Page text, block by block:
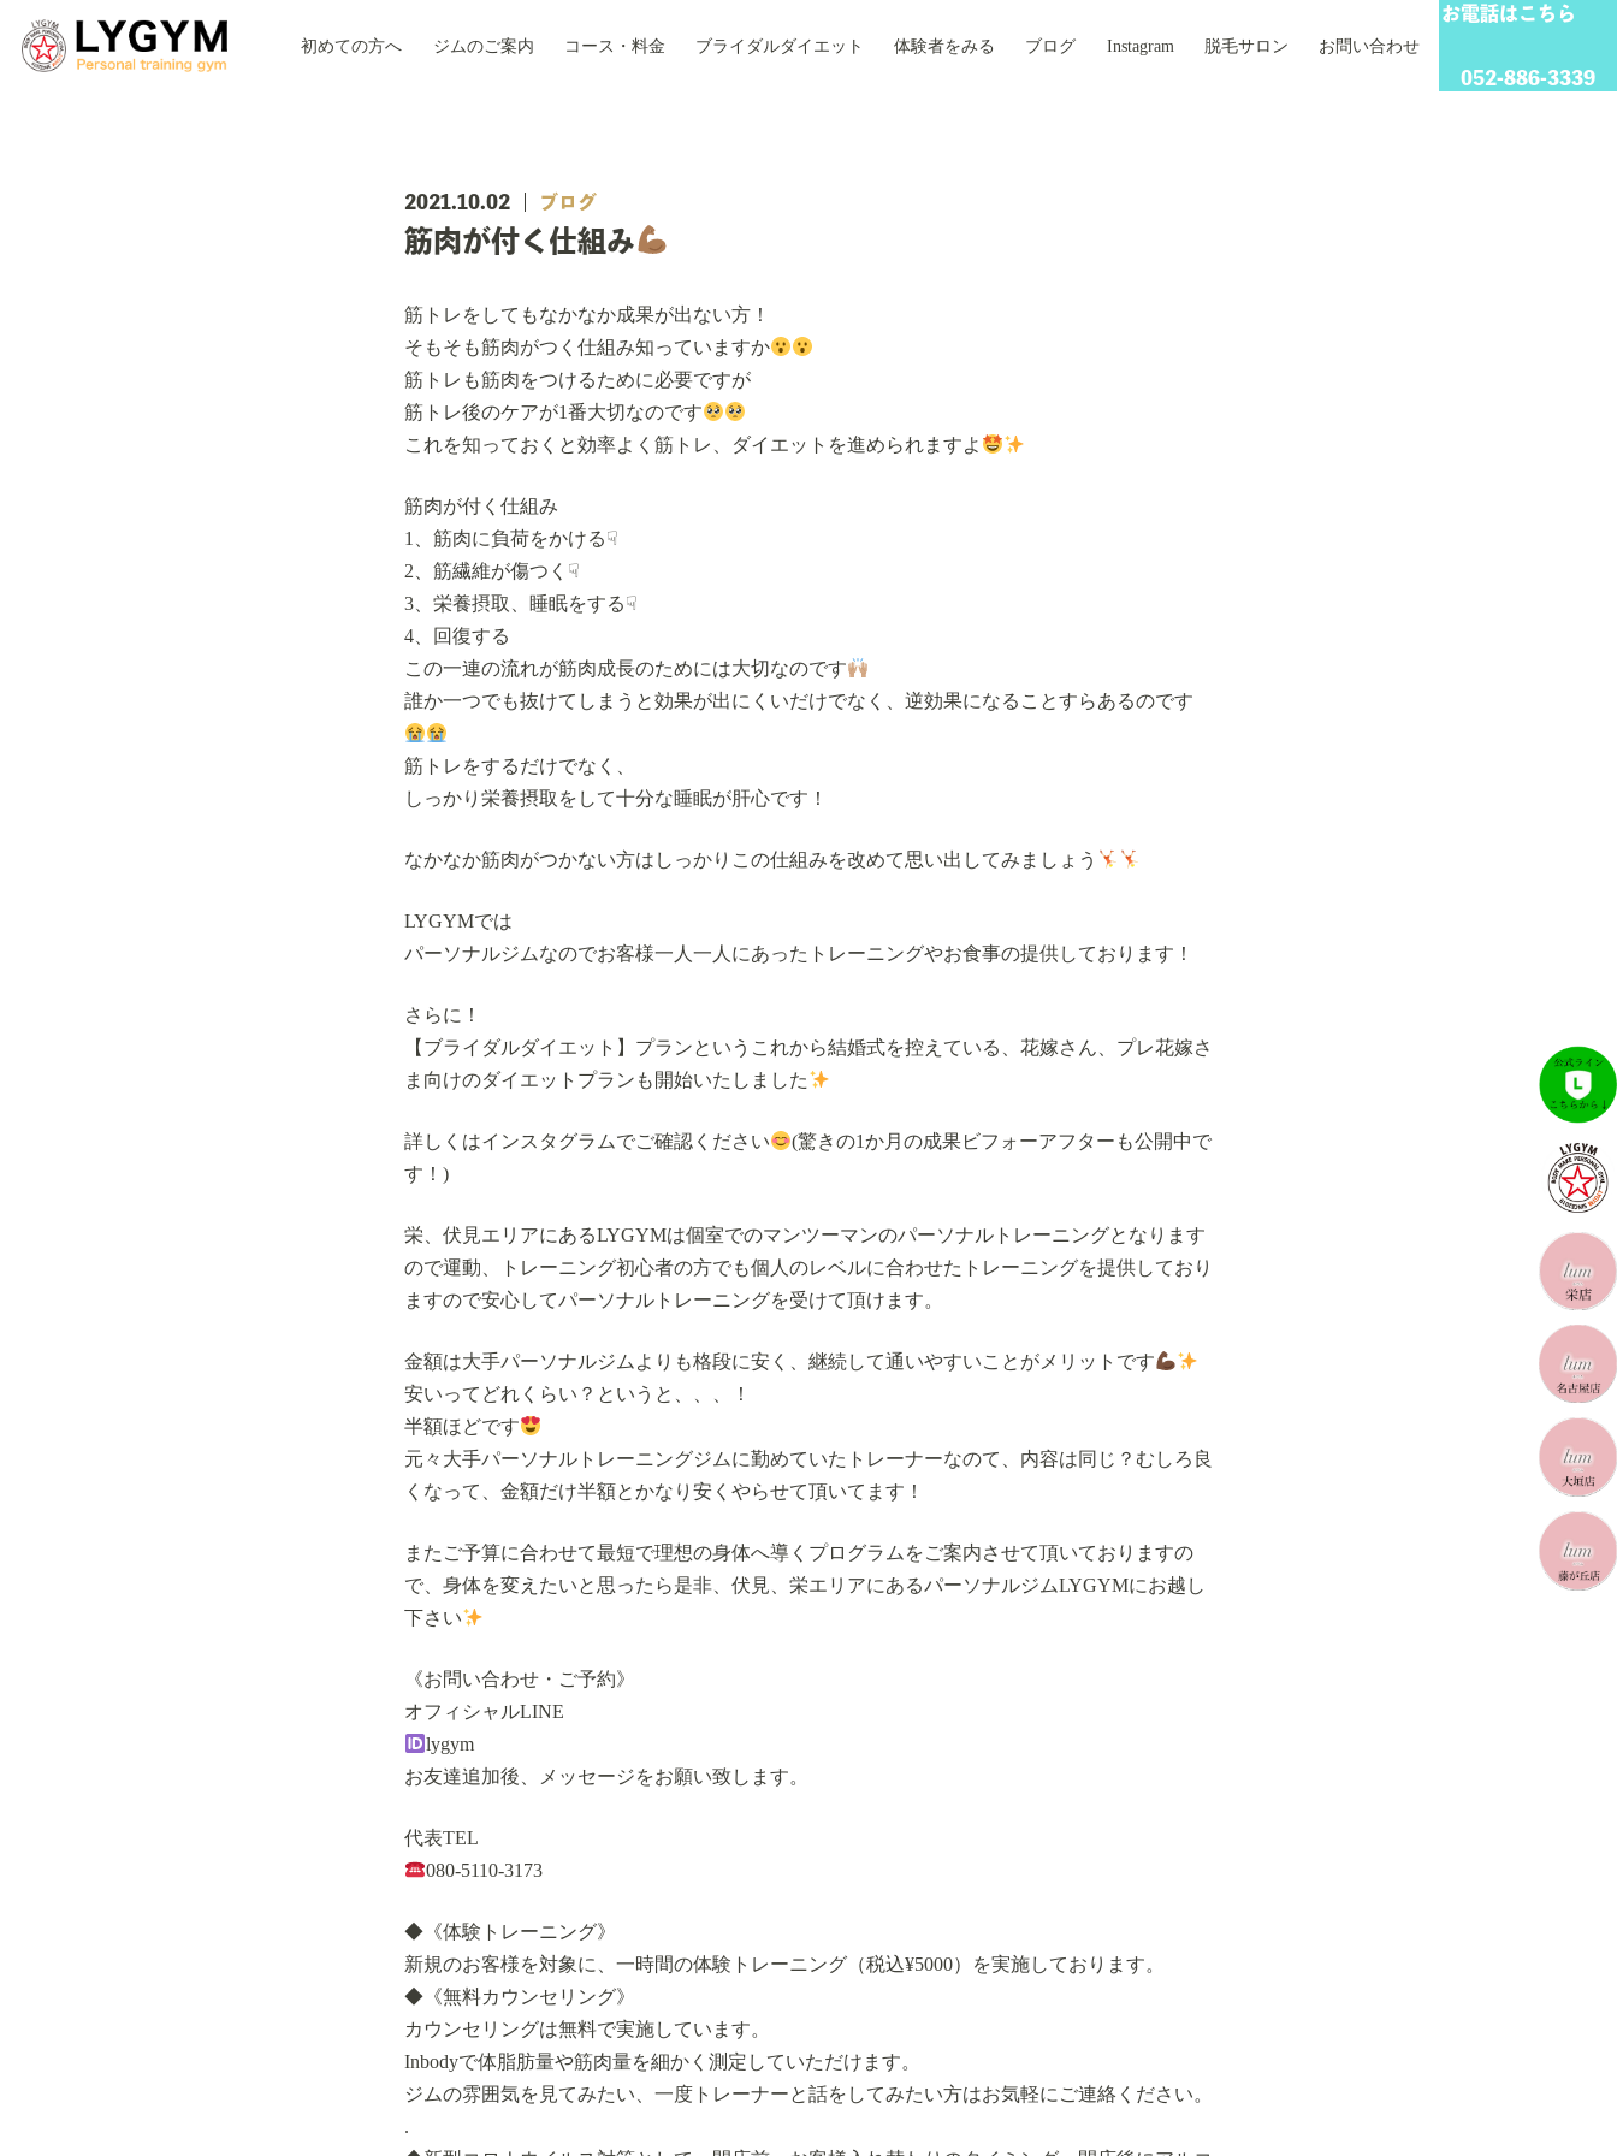
初めての方へ ジムのご案内 コース・料金 ブライダルダイエット 体験者をみる ブログ Instagram 脱毛サロン お問い合わせ
お電話はこちら
052-886-3339
2021.10.02 ブログ
筋肉が付く仕組み
筋トレをしてもなかなか成果が出ない方！
そもそも筋肉がつく仕組み知っていますか
筋トレも筋肉をつけるために必要ですが
筋トレ後のケアが1番大切なのです
これを知っておくと効率よく筋トレ、ダイエットを進められますよ
筋肉が付く仕組み
1、筋肉に負荷をかける☟
2、筋繊維が傷つく☟
3、栄養摂取、睡眠をする☟
4、回復する
この一連の流れが筋肉成長のためには大切なのです
誰か一つでも抜けてしまうと効果が出にくいだけでなく、逆効果になることすらあるのです
筋トレをするだけでなく、
しっかり栄養摂取をして十分な睡眠が肝心です！
なかなか筋肉がつかない方はしっかりこの仕組みを改めて思い出してみましょう
LYGYMでは
パーソナルジムなのでお客様一人一人にあったトレーニングやお食事の提供しております！
さらに！
【ブライダルダイエット】プランというこれから結婚式を控えている、花嫁さん、プレ花嫁さ
ま向けのダイエットプランも開始いたしました
詳しくはインスタグラムでご確認ください
(驚きの1か月の成果ビフォーアフターも公開中で
す！)
栄、伏見エリアにあるLYGYMは個室でのマンツーマンのパーソナルトレーニングとなります
ので運動、トレーニング初心者の方でも個人のレベルに合わせたトレーニングを提供しており
ますので安心してパーソナルトレーニングを受けて頂けます。
金額は大手パーソナルジムよりも格段に安く、継続して通いやすいことがメリットです
安いってどれくらい？というと、、、！
半額ほどです
元々大手パーソナルトレーニングジムに勤めていたトレーナーなのて、内容は同じ？むしろ良
くなって、金額だけ半額とかなり安くやらせて頂いてます！
またご予算に合わせて最短で理想の身体へ導くプログラムをご案内させて頂いておりますの
で、身体を変えたいと思ったら是非、伏見、栄エリアにあるパーソナルジムLYGYMにお越し
下さい
《お問い合わせ・ご予約》
オフィシャルLINE
lygym
お友達追加後、メッセージをお願い致します。
代表TEL
080-5110-3173
◆《体験トレーニング》
新規のお客様を対象に、一時間の体験トレーニング（税込¥5000）を実施しております。
◆《無料カウンセリング》
カウンセリングは無料で実施しています。
Inbodyで体脂肪量や筋肉量を細かく測定していただけます。
ジムの雰囲気を見てみたい、一度トレーナーと話をしてみたい方はお気軽にご連絡ください。
.